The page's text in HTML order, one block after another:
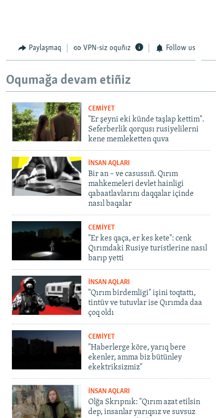
Paylaşmaq VPN-siz oquñız Follow us
Oqumağa devam etiñiz
CEMİYET
"Er şeyni eki künde taşlap kettim".
Seferberlik qorqusı rusiyelilerni
kene memleketten quva
İNSAN AQLARI
Bir an – ve casussıñ. Qırım
mahkemeleri devlet hainligi
qabaatlavlarını daqqalar içinde
nasıl baqalar
CEMİYET
"Er kes qaça, er kes kete": cenk
Qırımdaki Rusiye turistlerine nasıl
barıp yetti
İNSAN AQLARI
"Qırım birdemligi" işini toqtattı,
tintüv ve tutuvlar ise Qırımda daa
çoq oldı
CEMİYET
"Haberlerge köre, yarıq bere
ekenler, amma biz bütünley
ekektriksizmiz"
İNSAN AQLARI
Olğa Skrıpnık: "Qırım azat etilsin
dep, insanlar yarıqsız ve suvsuz